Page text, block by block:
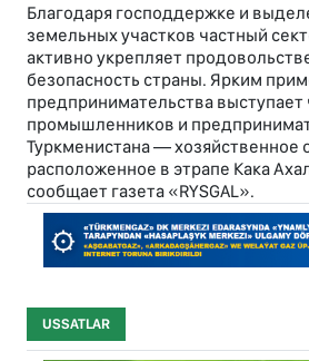
Благодаря господдержке и
земельных участков частный
активно укрепляет
безопасность страны. Ярким
предпринимательства
промышленников и
Туркменистана — хозяйственное
расположенное в этрапе Кака
сообщает газета «RYSGAL».
USSATLAR